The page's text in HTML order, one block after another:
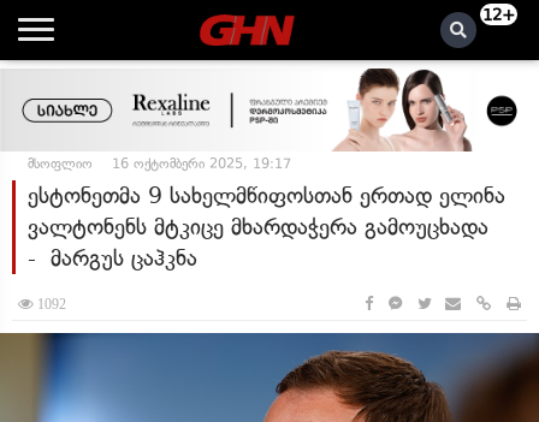
12+
მსოფლიო 16 ოქტომბერი 2025, 19:17
ესტონეთმა 9 სახელმწიფოსთან ერთად ელინა
ვალტონენს მტკიცე მხარდაჭერა გამოუცხადა
- მარგუს ცაჰკნა
1092